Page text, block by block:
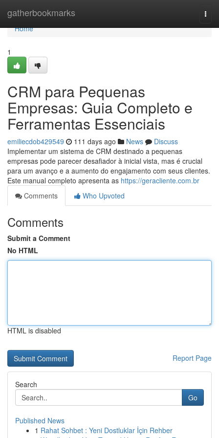
gatherbookmarks
Home
Home
1
CRM para Pequenas
Empresas: Guia Completo e
Ferramentas Essenciais
emiliecdob429549 111 days ago News
Discuss
Implementar um sistema de CRM destinado a pequenas
empresas pode parecer desafiador à inicial vista, mas é crucial
para um avanço e a aumento do engajamento com seus clientes.
Este manual completo apresenta as https://geracliente.com.br
Comments
Who Upvoted
Comments
Submit a Comment
No HTML
HTML is disabled
Report Page
Search
Go
Published News
1 Rahat Sohbet : Yeni Dostluklar İçin Rehber